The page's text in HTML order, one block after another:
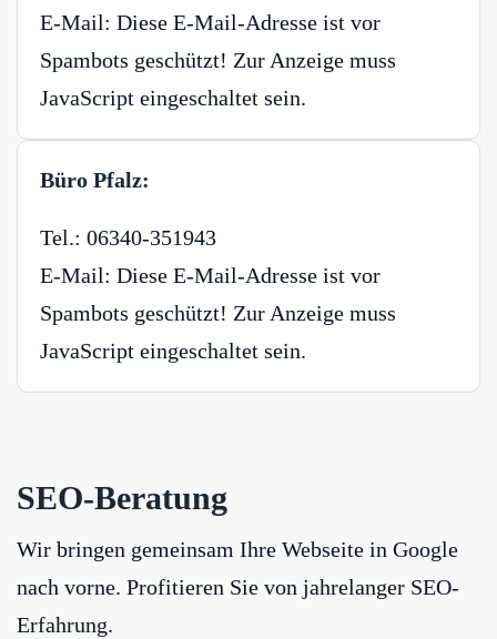
E-Mail: Diese E-Mail-Adresse ist vor
Spambots geschützt! Zur Anzeige muss
JavaScript eingeschaltet sein.
Büro Pfalz:
Tel.: 06340-351943
E-Mail: Diese E-Mail-Adresse ist vor
Spambots geschützt! Zur Anzeige muss
JavaScript eingeschaltet sein.
SEO-Beratung
Wir bringen gemeinsam Ihre Webseite in Google
nach vorne. Profitieren Sie von jahrelanger SEO-
Erfahrung.